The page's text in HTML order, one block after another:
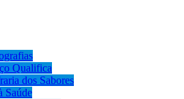
Qualifica
dos Sabores
Saúde